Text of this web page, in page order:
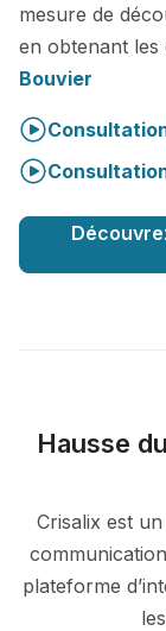
mesure de
en obtenant les
Bouvier
Hausse
Crisalix est
plateforme